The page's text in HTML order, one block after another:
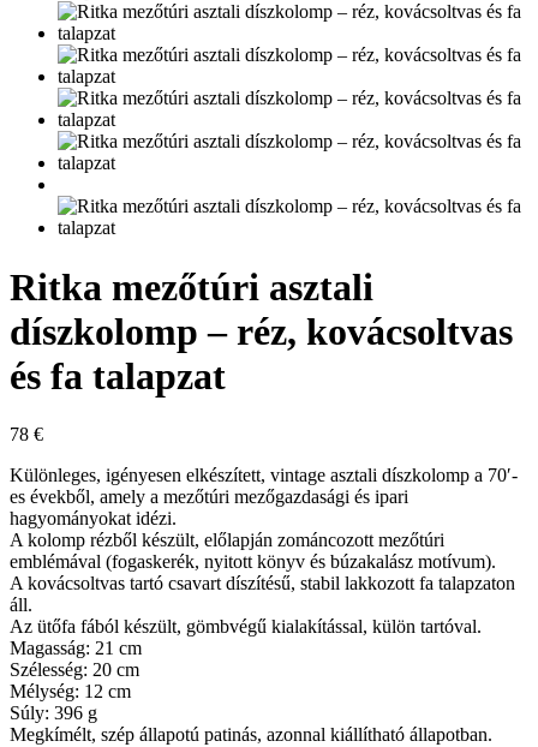
Ritka mezőtúri asztali
díszkolomp – réz, kovácsoltvas
és fa talapzat
78 €
Különleges, igényesen elkészített, vintage asztali díszkolomp a 70′-
es évekből, amely a mezőtúri mezőgazdasági és ipari
hagyományokat idézi.
A kolomp rézből készült, előlapján zománcozott mezőtúri
emblémával (fogaskerék, nyitott könyv és búzakalász motívum).
A kovácsoltvas tartó csavart díszítésű, stabil lakkozott fa talapzaton
áll.
Az ütőfa fából készült, gömbvégű kialakítással, külön tartóval.
Magasság: 21 cm
Szélesség: 20 cm
Mélység: 12 cm
Súly: 396 g
Megkímélt, szép állapotú patinás, azonnal kiállítható állapotban.